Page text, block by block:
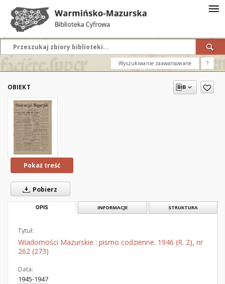
Wyszukiwanie zaawansowane ?
OBIEKT
Pokaż treść
Pobierz
OPIS INFORMACJE STRUKTURA
Tytuł:
Wiadomości Mazurskie : pismo codzienne. 1946 (R. 2), nr
262 (273)
Data:
1945-1947